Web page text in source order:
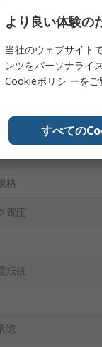
ダンス
セッサ
グ
Min
Max
格
電圧
抵抗
認
より良い体験の
当社のウェブサイト
ンツをパーソナライ
Cookieポリシ ーをご
すべての